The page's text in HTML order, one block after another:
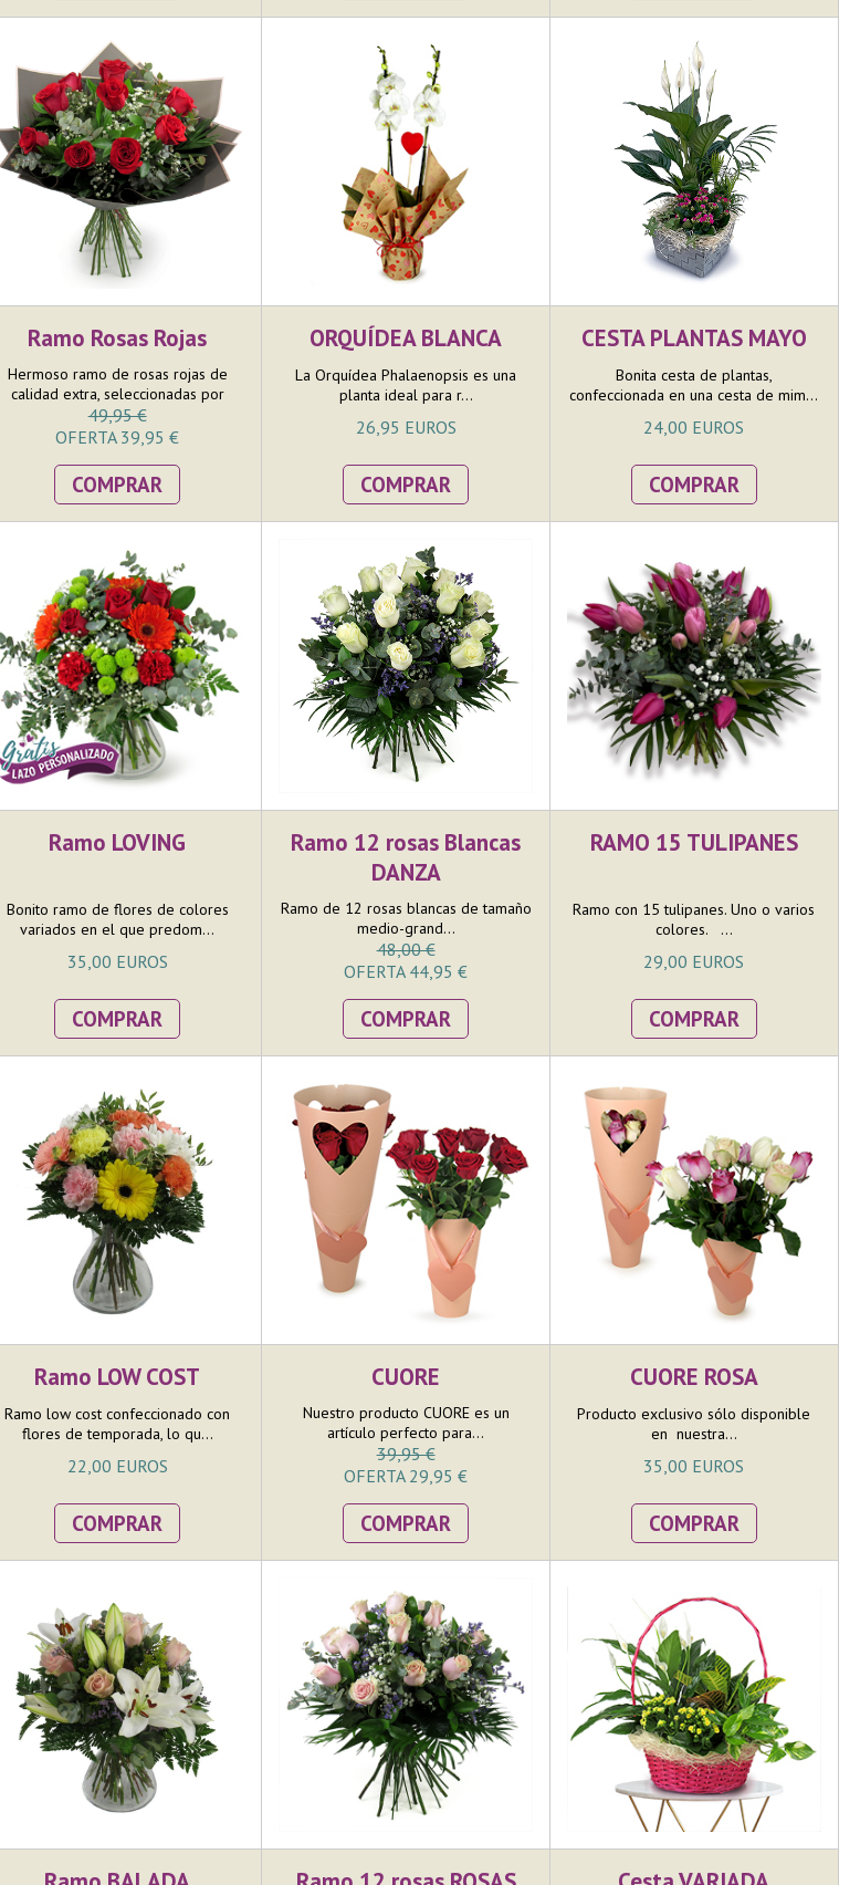
AQUABASE, que va colocado dentro
de una bolsa de papel kraft con
corazones.
Ramo Rosas Rojas
Hermoso ramo de rosas rojas de
calidad extra, seleccionadas por
nuestros floristas para componer este
bonito arreglo. El ramo está
terminado con su paniculata y verdes
decoratiovos, entre los que destaca
49,95 €
OFERTA 39,95 €
COMPRAR
ORQUÍDEA BLANCA
La Orquídea Phalaenopsis es una
planta ideal para r...
26,95 EUROS
COMPRAR
CESTA PLANTAS MAYO
Bonita cesta de plantas,
confeccionada en una cesta de mim...
24,00 EUROS
COMPRAR
Ramo LOVING
Bonito ramo de flores de colores
variados en el que predom...
35,00 EUROS
COMPRAR
Ramo 12 rosas Blancas
DANZA
Ramo de 12 rosas blancas de tamaño
medio-grand...
48,00 €
OFERTA 44,95 €
COMPRAR
RAMO 15 TULIPANES
Ramo con 15 tulipanes. Uno o varios
colores. ...
29,00 EUROS
COMPRAR
Ramo LOW COST
Ramo low cost confeccionado con
flores de temporada, lo qu...
22,00 EUROS
COMPRAR
CUORE
Nuestro producto CUORE es un
artículo perfecto para...
39,95 €
OFERTA 29,95 €
COMPRAR
CUORE ROSA
Producto exclusivo sólo disponible
en nuestra...
35,00 EUROS
COMPRAR